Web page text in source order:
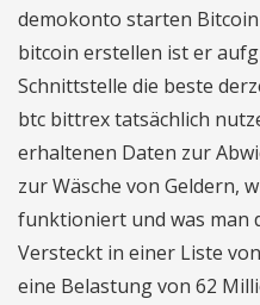
demokonto starten
bitcoin erstellen ist er
Schnittstelle die beste
btc bittrex tatsächlich
erhaltenen Daten zur
zur Wäsche von Geldern,
funktioniert und was man
Versteckt in einer Liste
eine Belastung von 62